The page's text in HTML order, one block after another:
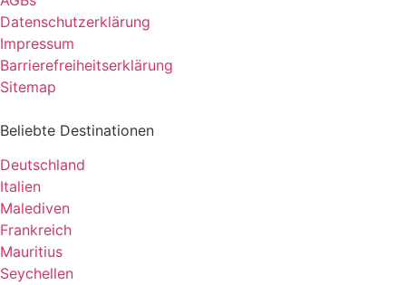
Datenschutzerklärung
Impressum
Barrierefreiheitserklärung
Sitemap
Beliebte Destinationen
Deutschland
Italien
Malediven
Frankreich
Mauritius
Seychellen